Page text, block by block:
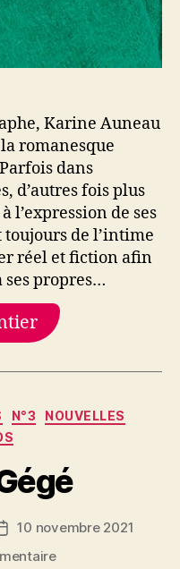
Karine Auneau
romanesque
dans
d’autres fois plus
l’expression de ses
de l’intime
réel et fiction afin
ses propres…
N°3
NOUVELLES
Date10 novembre 2021
sur